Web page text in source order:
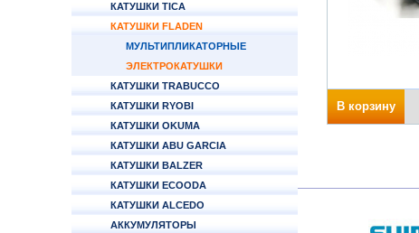
КАТУШКИ TICA
КАТУШКИ FLADEN
МУЛЬТИПЛИКАТОРНЫЕ
ЭЛЕКТРОКАТУШКИ
КАТУШКИ TRABUCCO
КАТУШКИ RYOBI
КАТУШКИ OKUMA
КАТУШКИ ABU GARCIA
КАТУШКИ BALZER
КАТУШКИ ECOODA
КАТУШКИ ALCEDO
АККУМУЛЯТОРЫ
В корзину